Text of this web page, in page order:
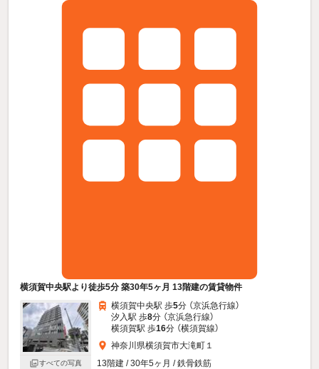
横須賀中央駅より徒歩5分 築30年5ヶ月 13階建の賃貸物件
すべての写真
横須賀中央駅 歩5分 （京浜急行線）
汐入駅 歩8分 （京浜急行線）
横須賀駅 歩16分 （横須賀線）
神奈川県横須賀市大滝町１
13階建 / 30年5ヶ月 / 鉄骨鉄筋